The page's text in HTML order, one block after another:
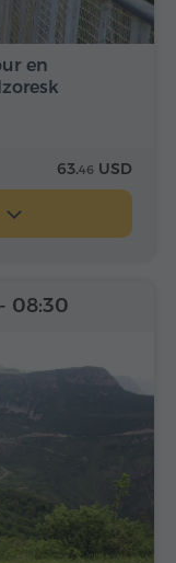
en
63.46 USD
- 08:30